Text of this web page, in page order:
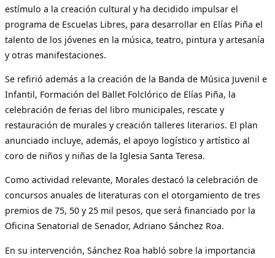
estímulo a la creación cultural y ha decidido impulsar el
programa de Escuelas Libres, para desarrollar en Elías Piña el
talento de los jóvenes en la música, teatro, pintura y artesanía
y otras manifestaciones.
Se refirió además a la creación de la Banda de Música Juvenil e
Infantil, Formación del Ballet Folclórico de Elías Piña, la
celebración de ferias del libro municipales, rescate y
restauración de murales y creación talleres literarios. El plan
anunciado incluye, además, el apoyo logístico y artístico al
coro de niños y niñas de la Iglesia Santa Teresa.
Como actividad relevante, Morales destacó la celebración de
concursos anuales de literaturas con el otorgamiento de tres
premios de 75, 50 y 25 mil pesos, que será financiado por la
Oficina Senatorial de Senador, Adriano Sánchez Roa.
En su intervención, Sánchez Roa habló sobre la importancia